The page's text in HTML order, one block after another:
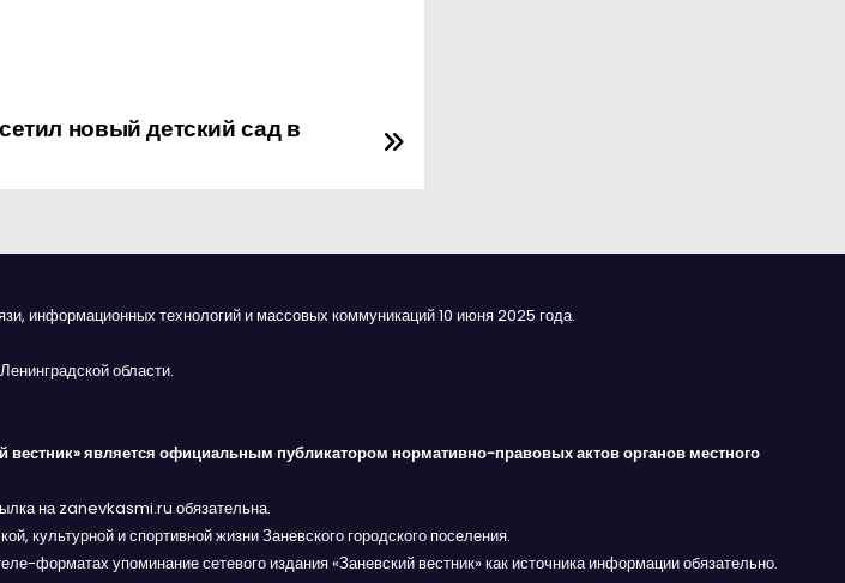
новый детский сад в
информационных технологий и массовых коммуникаций 10 июня 2025 года.
области.
вестник» является официальным публикатором нормативно-правовых актов органов местного
на zanevkasmi.ru обязательна.
культурной и спортивной жизни Заневского городского поселения.
форматах упоминание сетевого издания «Заневский вестник» как источника информации обязательно.